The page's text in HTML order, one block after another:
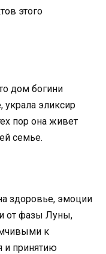
этого
дом богини
украла эликсир
пор она живет
семье.
здоровье, эмоции
от фазы Луны,
к
и принятию